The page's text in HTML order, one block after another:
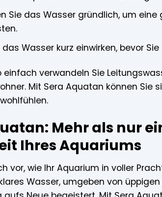
Sie das Wasser gründlich, um
das Wasser kurz einwirken, bevor
einfach verwandeln Sie
Mit Sera Aquatan können Sie
Mehr als nur
Ihres Aquariums
vor, wie Ihr Aquarium in voller
Wasser, umgeben von